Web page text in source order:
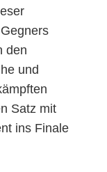
den
und
Satz mit
ins Finale